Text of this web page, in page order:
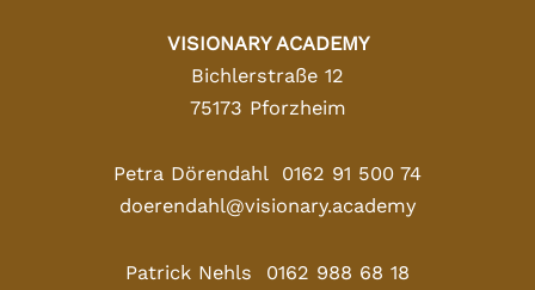
VISIONARY ACADEMY
Bichlerstraße 12
75173 Pforzheim
Petra Dörendahl 0162 91 500 74
doerendahl@visionary.academy
Patrick Nehls 0162 988 68 18